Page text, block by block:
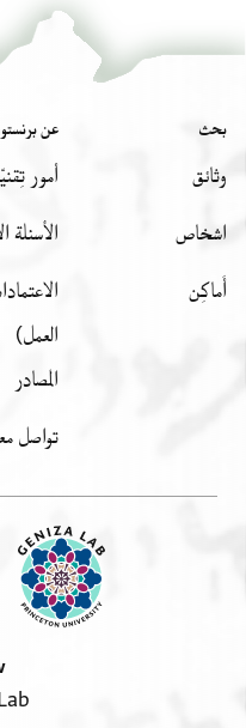
Documents from the
(PhD diss., n.p., 2006).
[...] בנותישראל
[...]בִדִלִךִ וכאנת
[...]בִעגִאלהִ האוליִ
[...]לִמא י̇גב
[... כל] שאינו
תממו הדא
אלשיי אליהא או
כל אלחדר אן
יקאם פיהם חק
[...] ברכותיכם אתם
بحث
وثائق
اشخاص
أَماكِن
عن
أمور
الأسئلة
العمل)
المصادر
تواصل